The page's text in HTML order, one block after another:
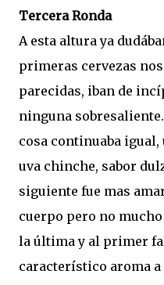
Tercera Ronda
A esta altura ya
primeras cervezas
parecidas, iban de
ninguna
cosa continuaba igual,
uva chinche, sabor
siguiente fue mas
cuerpo pero no
la última y al primer
característico aroma